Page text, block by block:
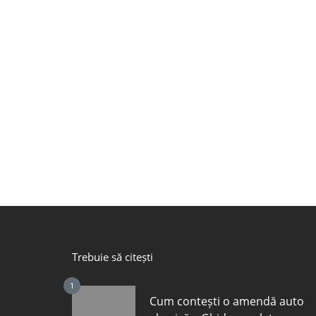
Trebuie să citești
1
Cum contești o amendă auto